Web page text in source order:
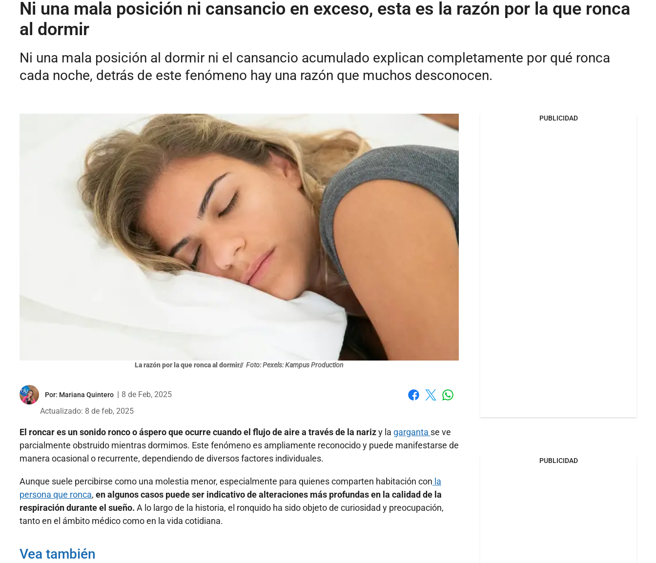
Ni una mala posición ni cansancio en exceso, esta es la razón por la que ronca
al dormir
Ni una mala posición al dormir ni el cansancio acumulado explican completamente por qué ronca
cada noche, detrás de este fenómeno hay una razón que muchos desconocen.
La razón por la que ronca al dormir// Foto: Pexels: Kampus Production
Por: Mariana Quintero
8 de Feb, 2025
Actualizado: 8 de feb, 2025
El roncar es un sonido ronco o áspero que ocurre cuando el flujo de aire a través de la narizy la garganta se ve
parcialmente obstruido mientras dormimos. Este fenómeno es ampliamente reconocido y puede manifestarse de
manera ocasional o recurrente, dependiendo de diversos factores individuales.
Aunque suele percibirse como una molestia menor, especialmente para quienes comparten habitación con la
persona que ronca, en algunos casos puede ser indicativo de alteraciones más profundas en la calidad de la
respiración durante el sueño. A lo largo de la historia, el ronquido ha sido objeto de curiosidad y preocupación,
tanto en el ámbito médico como en la vida cotidiana.
Vea también
PUBLICIDAD
PUBLICIDAD